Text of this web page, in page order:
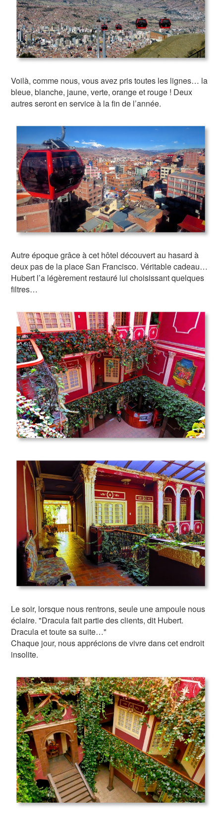
Voilà, comme nous, vous avez pris toutes les lignes… la
bleue, blanche, jaune, verte, orange et rouge ! Deux
autres seront en service à la fin de l’année.
Autre époque grâce à cet hôtel découvert au hasard à
deux pas de la place San Francisco. Véritable cadeau…
Hubert l’a légèrement restauré lui choisissant quelques
filtres…
Le soir, lorsque nous rentrons, seule une ampoule nous
éclaire. "Dracula fait partie des clients, dit Hubert.
Dracula et toute sa suite…"
Chaque jour, nous apprécions de vivre dans cet endroit
insolite.